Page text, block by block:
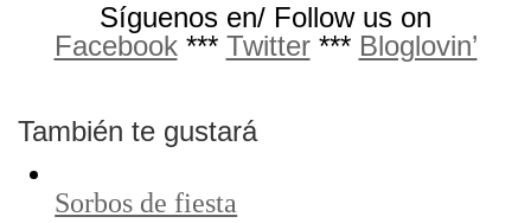
Síguenos en/ Follow us on
Facebook*** Twitter*** Bloglovin’
También te gustará
Sorbos de fiesta